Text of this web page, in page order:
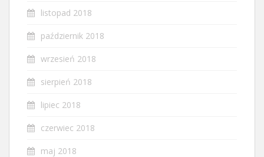
listopad 2018
październik 2018
wrzesień 2018
sierpień 2018
lipiec 2018
czerwiec 2018
maj 2018